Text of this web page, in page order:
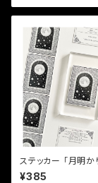
ステッカー 「月明かりの先に広
がる世界」
¥385